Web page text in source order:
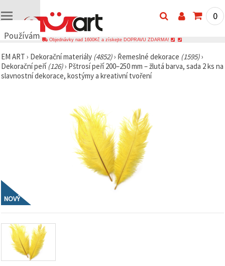
Používáme
🍪
Používáme
cookies a
souhlasem
analyzovali
návštěvnost
a
zobrazovali
obsah a
reklamu, a
to i s
pomocí
našich
0
Objednávky nad 1600Kč a získejte DOPRAVU ZDARMA!
EM ART › Dekorační materiály (4852)› Řemeslné dekorace (1595)›
Dekorační peří (126)› Pštrosí peří 200–250 mm – žlutá barva, sada 2 ks na
slavnostní dekorace, kostýmy a kreativní tvoření
NOVÝ